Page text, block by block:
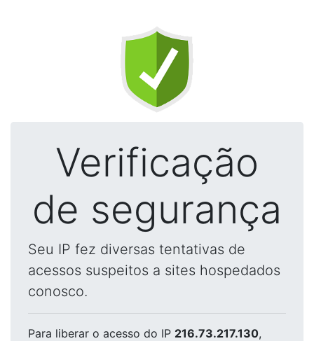
Verificação
de segurança
Seu IP fez diversas tentativas de
acessos suspeitos a sites hospedados
conosco.
Para liberar o acesso do IP 216.73.217.130,